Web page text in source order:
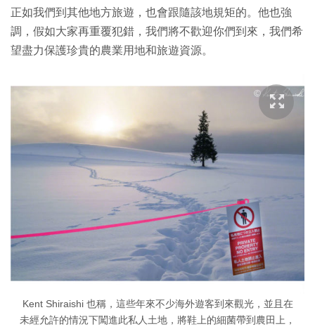
正如我們到其他地方旅遊，也會跟隨該地規矩的。他也強
調，假如大家再重覆犯錯，我們將不歡迎你們到來，我們希
望盡力保護珍貴的農業用地和旅遊資源。
Kent Shiraishi 也稱，這些年來不少海外遊客到來觀光，並且在
未經允許的情況下闖進此私人土地，將鞋上的細菌帶到農田上，